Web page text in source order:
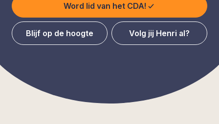
Word lid van het CDA!
Blijf op de hoogte Volg jij Henri al?